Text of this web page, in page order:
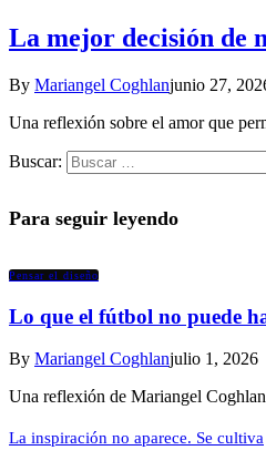
La mejor decisión de
By Mariangel Coghlanjunio 27,
Una reflexión sobre el amor que
Buscar:
Para seguir leyendo
Pensar el diseño
Lo que el fútbol no puede
By Mariangel Coghlanjulio 1, 2026
Una reflexión de Mariangel
La inspiración no aparece. Se cultiva